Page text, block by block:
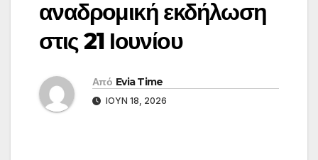
αναδρομική εκδήλωση
στις 21 Ιουνίου
Από Evia Time
ΙΟΎΝ 18, 2026